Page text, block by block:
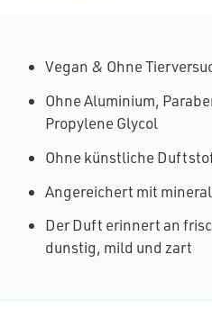
Vegan & Ohne
Ohne Aluminium,
Propylene Glycol
Ohne künstliche
Angereichert mit
Der Duft erinnert an
dunstig, mild und zart